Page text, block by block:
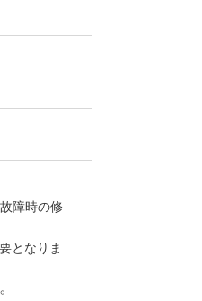
障時の修
となりま